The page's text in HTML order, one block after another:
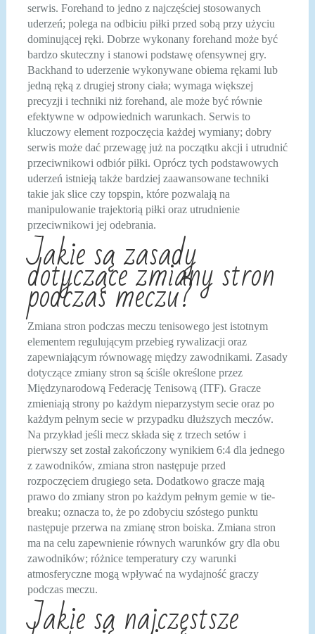
serwis. Forehand to jedno z najczęściej stosowanych
uderzeń; polega na odbiciu piłki przed sobą przy użyciu
dominującej ręki. Dobrze wykonany forehand może być
bardzo skuteczny i stanowi podstawę ofensywnej gry.
Backhand to uderzenie wykonywane obiema rękami lub
jedną ręką z drugiej strony ciała; wymaga większej
precyzji i techniki niż forehand, ale może być równie
efektywne w odpowiednich warunkach. Serwis to
kluczowy element rozpoczęcia każdej wymiany; dobry
serwis może dać przewagę już na początku akcji i utrudnić
przeciwnikowi odbiór piłki. Oprócz tych podstawowych
uderzeń istnieją także bardziej zaawansowane techniki
takie jak slice czy topspin, które pozwalają na
manipulowanie trajektorią piłki oraz utrudnienie
przeciwnikowi jej odebrania.
Jakie są zasady
dotyczące zmiany stron
podczas meczu?
Zmiana stron podczas meczu tenisowego jest istotnym
elementem regulującym przebieg rywalizacji oraz
zapewniającym równowagę między zawodnikami. Zasady
dotyczące zmiany stron są ściśle określone przez
Międzynarodową Federację Tenisową (ITF). Gracze
zmieniają strony po każdym nieparzystym secie oraz po
każdym pełnym secie w przypadku dłuższych meczów.
Na przykład jeśli mecz składa się z trzech setów i
pierwszy set został zakończony wynikiem 6:4 dla jednego
z zawodników, zmiana stron następuje przed
rozpoczęciem drugiego seta. Dodatkowo gracze mają
prawo do zmiany stron po każdym pełnym gemie w tie-
breaku; oznacza to, że po zdobyciu szóstego punktu
następuje przerwa na zmianę stron boiska. Zmiana stron
ma na celu zapewnienie równych warunków gry dla obu
zawodników; różnice temperatury czy warunki
atmosferyczne mogą wpływać na wydajność graczy
podczas meczu.
Jakie są najczęstsze